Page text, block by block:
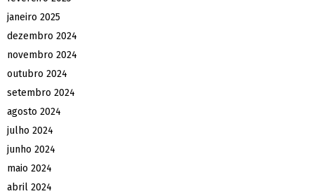
janeiro 2025
dezembro 2024
novembro 2024
outubro 2024
setembro 2024
agosto 2024
julho 2024
junho 2024
maio 2024
abril 2024